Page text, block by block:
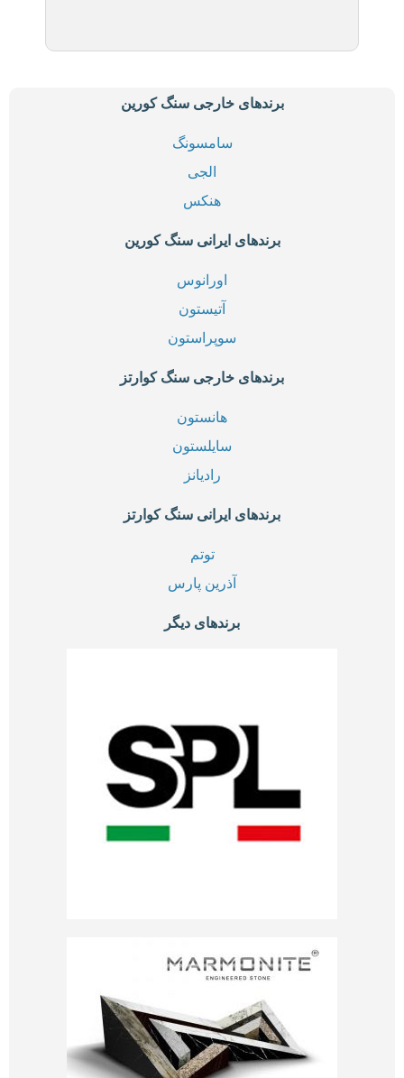
برندهای خارجی سنگ کورین
سامسونگ
الجی
هنکس
برندهای ایرانی سنگ کورین
اورانوس
آتیستون
سوپراستون
برندهای خارجی سنگ کوارتز
هانستون
سایلستون
رادیانز
برندهای ایرانی سنگ کوارتز
توتم
آذرین پارس
برندهای دیگر